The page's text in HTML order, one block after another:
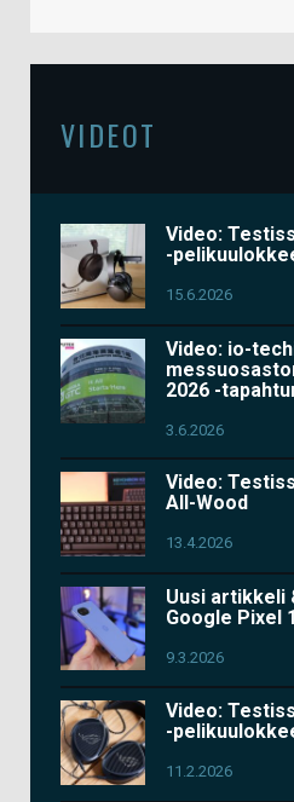
VIDEOT
Video:
-
15.6.2026
Video: io-
2026 -
3.6.2026
Video:
All-Wood
13.4.2026
Uusi artikkeli
Google Pixel
9.3.2026
Video:
-
11.2.2026